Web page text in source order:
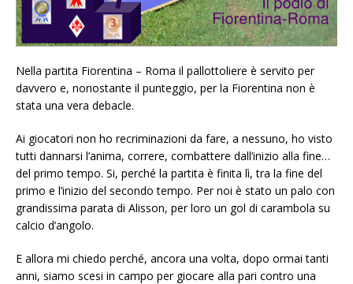
Nella partita Fiorentina – Roma il pallottoliere è servito per
davvero e, nonostante il punteggio, per la Fiorentina non è
stata una vera debacle.
Ai giocatori non ho recriminazioni da fare, a nessuno, ho visto
tutti dannarsi l’anima, correre, combattere dall’inizio alla fine…
del primo tempo. Si, perché la partita è finita lì, tra la fine del
primo e l’inizio del secondo tempo. Per noi è stato un palo con
grandissima parata di Alisson, per loro un gol di carambola su
calcio d’angolo.
E allora mi chiedo perché, ancora una volta, dopo ormai tanti
anni, siamo scesi in campo per giocare alla pari contro una